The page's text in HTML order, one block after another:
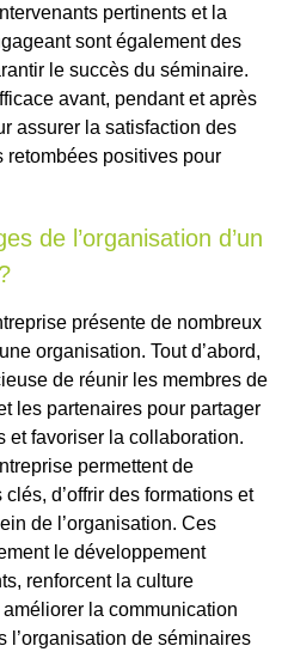
pertinents et la
sont également des
le succès du séminaire.
avant, pendant et après
assurer la satisfaction des
retombées positives pour
de l’organisation d’un
présente de nombreux
organisation. Tout d’abord,
de réunir les membres de
les partenaires pour partager
et favoriser la collaboration.
permettent de
d’offrir des formations et
de l’organisation. Ces
le développement
renforcent la culture
la communication
l’organisation de séminaires